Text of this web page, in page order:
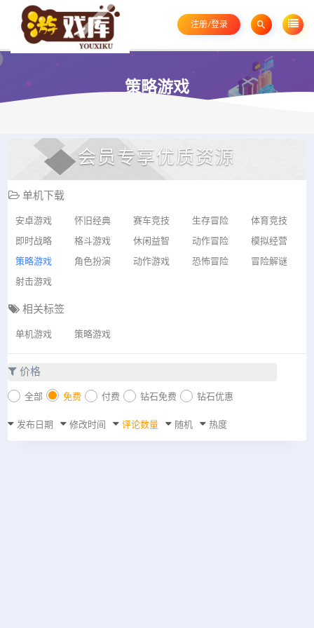
注册/登录
策略游戏
会员专享优质资源
单机下载
安卓游戏 怀旧经典 赛车竞技 生存冒险 体育竞技
即时战略 格斗游戏 休闲益智 动作冒险 模拟经营
策略游戏 角色扮演 动作游戏 恐怖冒险 冒险解谜
射击游戏
相关标签
单机游戏 策略游戏
价格
全部 免费 付费 钻石免费 钻石优惠
发布日期 修改时间 评论数量 随机 热度